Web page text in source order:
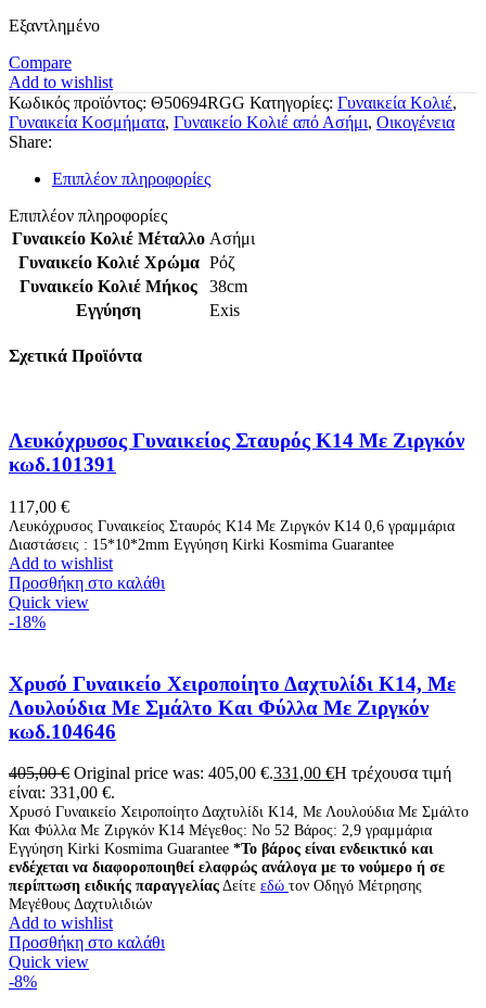
Εξαντλημένο
Compare
Add to wishlist
Κωδικός προϊόντος: Θ50694RGG Κατηγορίες: Γυναικεία Κολιέ,
Γυναικεία Κοσμήματα, Γυναικείο Κολιέ από Ασήμι, Οικογένεια
Share:
Επιπλέον πληροφορίες
Επιπλέον πληροφορίες
Γυναικείο Κολιέ Μέταλλο Ασήμι
Γυναικείο Κολιέ Χρώμα Ρόζ
Γυναικείο Κολιέ Μήκος
38cm
Εγγύηση
Exis
Σχετικά Προϊόντα
Λευκόχρυσος Γυναικείος Σταυρός Κ14 Με Ζιργκόν
κωδ.101391
117,00 €
Λευκόχρυσος Γυναικείος Σταυρός Κ14 Με Ζιργκόν K14 0,6 γραμμάρια
Διαστάσεις : 15*10*2mm Εγγύηση Kirki Kosmima Guarantee
Add to wishlist
Προσθήκη στο καλάθι
Quick view
-18%
Χρυσό Γυναικείο Χειροποίητο Δαχτυλίδι Κ14, Με
Λουλούδια Με Σμάλτο Και Φύλλα Με Ζιργκόν
κωδ.104646
405,00€ Original price was: 405,00 €.331,00 €Η τρέχουσα τιμή
είναι: 331,00 €.
Χρυσό Γυναικείο Χειροποίητο Δαχτυλίδι Κ14, Με Λουλούδια Με Σμάλτο
Και Φύλλα Με Ζιργκόν K14 Μέγεθος: Νο 52 Βάρος: 2,9 γραμμάρια
Εγγύηση Kirki Kosmima Guarantee *Το βάρος είναι ενδεικτικό και
ενδέχεται να διαφοροποιηθεί ελαφρώς ανάλογα με το νούμερο ή σε
περίπτωση ειδικής παραγγελίαςΔείτε εδώ τον Οδηγό Μέτρησης
Μεγέθους Δαχτυλιδιών
Add to wishlist
Προσθήκη στο καλάθι
Quick view
-8%